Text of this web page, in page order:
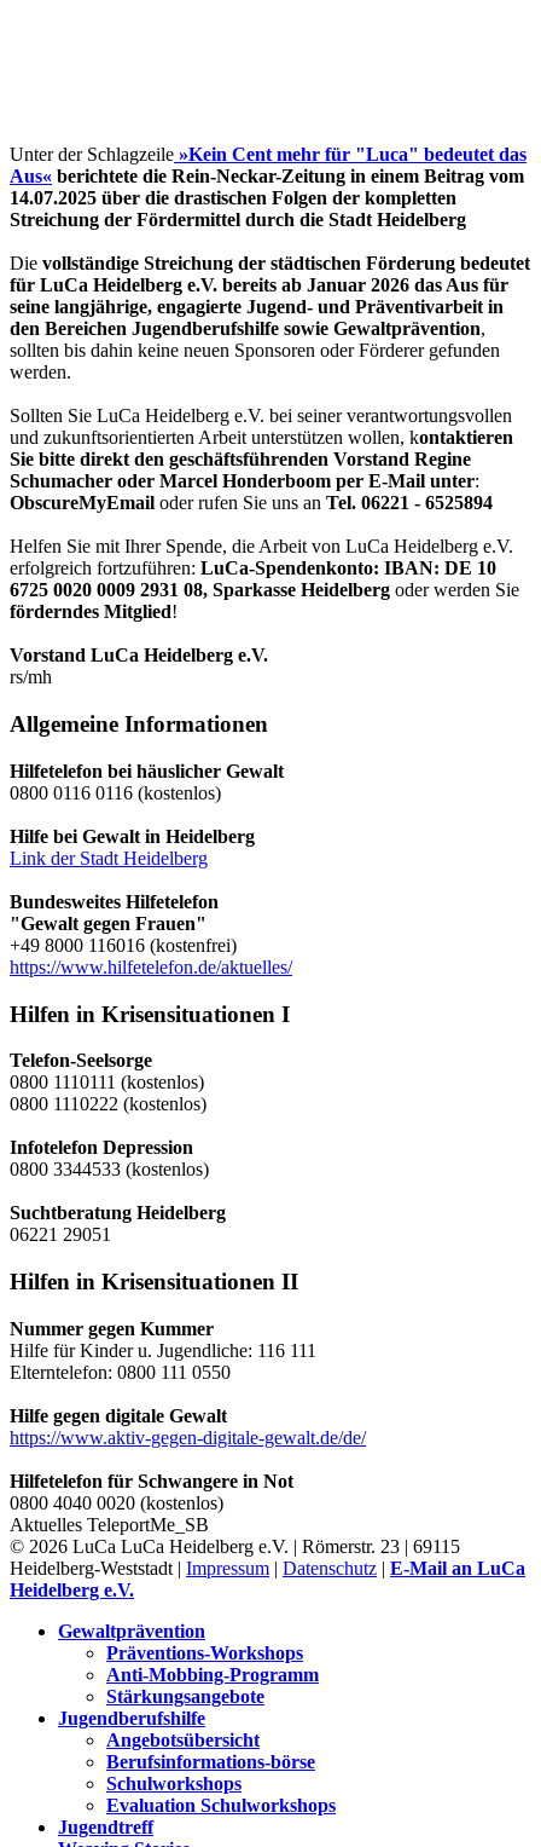
Unter der Schlagzeile »Kein Cent mehr für "Luca" bedeutet das
Aus« berichtete die Rein-Neckar-Zeitung in einem Beitrag vom
14.07.2025 über die drastischen Folgen der kompletten
Streichung der Fördermittel durch die Stadt Heidelberg
Die vollständige Streichung der städtischen Förderung bedeutet
für LuCa Heidelberg e.V. bereits ab Januar 2026 das Aus für
seine langjährige, engagierte Jugend- und Präventivarbeit in
den Bereichen Jugendberufshilfe sowie Gewaltprävention,
sollten bis dahin keine neuen Sponsoren oder Förderer gefunden
werden.
Sollten Sie LuCa Heidelberg e.V. bei seiner verantwortungsvollen
und zukunftsorientierten Arbeit unterstützen wollen, kontaktieren
Sie bitte direkt den geschäftsführenden Vorstand Regine
Schumacher oder Marcel Honderboom per E-Mail unter:
ObscureMyEmail oder rufen Sie uns an Tel. 06221 - 6525894
Helfen Sie mit Ihrer Spende, die Arbeit von LuCa Heidelberg e.V.
erfolgreich fortzuführen: LuCa-Spendenkonto: IBAN: DE 10
6725 0020 0009 2931 08, Sparkasse Heidelberg oder werden Sie
förderndes Mitglied!
Vorstand LuCa Heidelberg e.V.
rs/mh
Allgemeine Informationen
Hilfetelefon bei häuslicher Gewalt
0800 0116 0116 (kostenlos)
Hilfe bei Gewalt in Heidelberg
Link der Stadt Heidelberg
Bundesweites Hilfetelefon
"Gewalt gegen Frauen"
+49 8000 116016 (kostenfrei)
https://www.hilfetelefon.de/aktuelles/
Hilfen in Krisensituationen I
Telefon-Seelsorge
0800 1110111 (kostenlos)
0800 1110222 (kostenlos)
Infotelefon Depression
0800 3344533 (kostenlos)
Suchtberatung Heidelberg
06221 29051
Hilfen in Krisensituationen II
Nummer gegen Kummer
Hilfe für Kinder u. Jugendliche: 116 111
Elterntelefon: 0800 111 0550
Hilfe gegen digitale Gewalt
https://www.aktiv-gegen-digitale-gewalt.de/de/
Hilfetelefon für Schwangere in Not
0800 4040 0020 (kostenlos)
Aktuelles TeleportMe_SB
© 2026 LuCa LuCa Heidelberg e.V. | Römerstr. 23 | 69115
Heidelberg-Weststadt | Impressum | Datenschutz | E-Mail an LuCa
Heidelberg e.V.
Gewaltprävention
Präventions-Workshops
Anti-Mobbing-Programm
Stärkungsangebote
Jugendberufshilfe
Angebotsübersicht
Berufsinformations-börse
Schulworkshops
Evaluation Schulworkshops
Jugendtreff